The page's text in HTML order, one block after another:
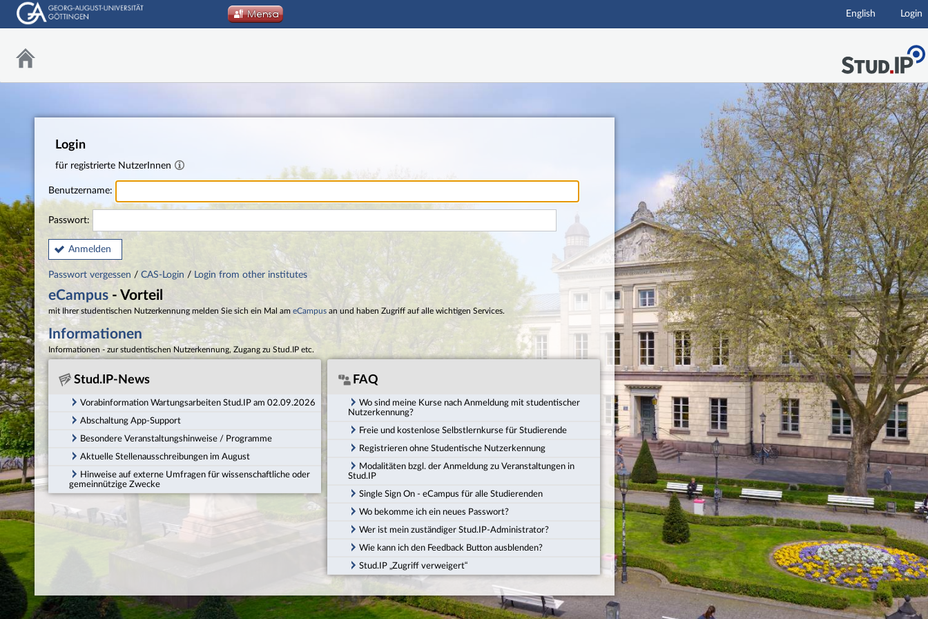
Hauptnavigation
English Login
Login
für registrierte NutzerInnen
Benutzername:
Passwort:
Anmelden
Passwort vergessen / CAS-Login / Login from other institutes
eCampus - Vorteil
mit Ihrer studentischen Nutzerkennung melden Sie sich ein Mal am eCampus an und haben Zugriff auf alle wichtigen Services.
Informationen
Informationen - zur studentischen Nutzerkennung, Zugang zu Stud.IP etc.
Stud.IP-News
Vorabinformation Wartungsarbeiten Stud.IP am 02.09.2026
Abschaltung App-Support
Besondere Veranstaltungshinweise / Programme
Aktuelle Stellenausschreibungen im August
Hinweise auf externe Umfragen für wissenschaftliche oder
gemeinnützige Zwecke
FAQ
Wo sind meine Kurse nach Anmeldung mit studentischer
Nutzerkennung?
Freie und kostenlose Selbstlernkurse für Studierende
Registrieren ohne Studentische Nutzerkennung
Modalitäten bzgl. der Anmeldung zu Veranstaltungen in
Stud.IP
Single Sign On - eCampus für alle Studierenden
Wo bekomme ich ein neues Passwort?
Wer ist mein zuständiger Stud.IP-Administrator?
Wie kann ich den Feedback Button ausblenden?
Stud.IP „Zugriff verweigert“